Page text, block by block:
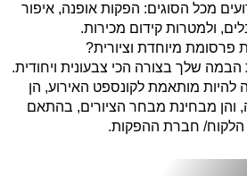
מכל הסוגים: הפקות אופנה, איפור
ולמטרות קידום מכירות.
פרסומת מיוחדת וציורית?
שלך בצורה הכי צבעונית ויחודית.
להיות מותאמת לקונספט האירוע, הן
והן מבחינת מבחר הציורים, בהתאם
חברת ההפקות.